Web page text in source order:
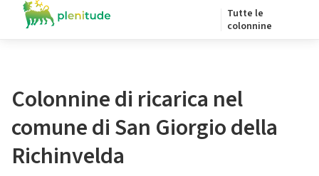
Tutte le
colonnine
Colonnine di ricarica nel
comune di San Giorgio della
Richinvelda